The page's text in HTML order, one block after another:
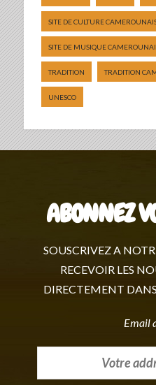
SITE DE CULTURE
SITE DE MUSIQUE
TRADITION TRADITION
UNESCO
ABONNEZ
SOUSCRIVEZ A
RECEVOIR LES
DIRECTEMENT
Email